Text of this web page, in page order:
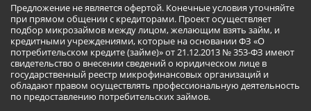
Предложение не является офертой. Конечные условия уточняйте
при прямом общении с кредиторами. Проект осуществляет
подбор микрозаймов между лицом, желающим взять займ, и
кредитными учреждениями, которые на основании ФЗ «О
потребительском кредите (займе)» от 21.12.2013 № 353-ФЗ имеют
свидетельство о внесении сведений о юридическом лице в
государственный реестр микрофинансовых организаций и
обладают правом осуществлять профессиональную деятельность
по предоставлению потребительских займов.